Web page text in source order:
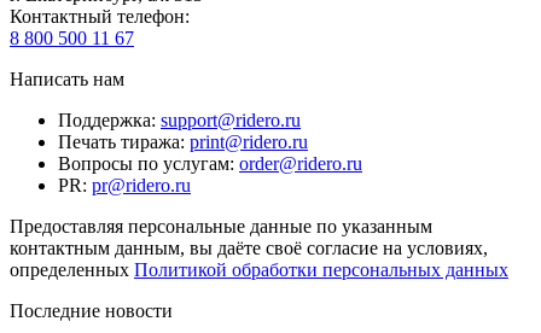
Контактный телефон:
8 800 500 11 67
Написать нам
Поддержка: support@ridero.ru
Печать тиража: print@ridero.ru
Вопросы по услугам: order@ridero.ru
PR: pr@ridero.ru
Предоставляя персональные данные по указанным
контактным данным, вы даёте своё согласие на условиях,
определенных Политикой обработки персональных данных
Последние новости